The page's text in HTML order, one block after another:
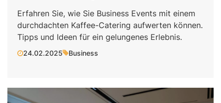
Erfahren Sie, wie Sie Business Events mit einem
durchdachten Kaffee-Catering aufwerten können.
Tipps und Ideen für ein gelungenes Erlebnis.
24.02.2025 Business